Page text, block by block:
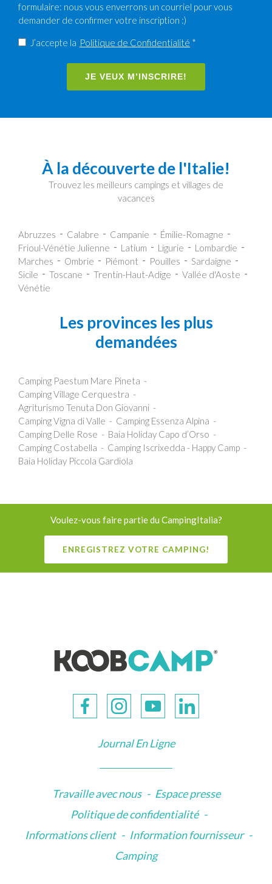
formulaire: nous vous enverrons un courriel pour vous
demander de confirmer votre inscription :)
J’accepte la Politique de Confidentialité *
JE VEUX M’INSCRIRE!
À la découverte de l'Italie!
Trouvez les meilleurs campings et villages de
vacances
Abruzzes Calabre Campanie
Émilie-Romagne
Frioul-Vénétie Julienne
Latium Ligurie
Lombardie
Marches
Ombrie Piémont Pouilles
Sardaigne
Sicile
Toscane Trentin-Haut-Adige
Vallée d'Aoste
Vénétie
Les provinces les plus
demandées
Camping Paestum Mare Pineta
Camping Village Cerquestra
Agriturismo Tenuta Don Giovanni
Camping Vigna di Valle
Camping Essenza Alpina
Camping Delle Rose
Baia Holiday Capo d’Orso
Camping Costabella
Camping Iscrixedda - Happy Camp
Baia Holiday Piccola Gardiola
Voulez-vous faire partie du CampingItalia?
ENREGISTREZ VOTRE CAMPING!
Journal En Ligne
Travaille avec nous - Espace presse
Politique de confidentialité -
Informations client - Information fournisseur -
Camping